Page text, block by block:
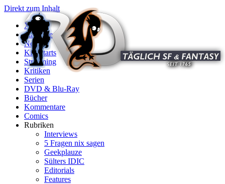
Direkt zum Inhalt
X
Startseite
News
Kinostarts
Streaming
Kritiken
Serien
DVD & Blu-Ray
Bücher
Kommentare
Comics
Rubriken
Interviews
5 Fragen nix sagen
Geekplauze
Sülters IDIC
Editorials
Features